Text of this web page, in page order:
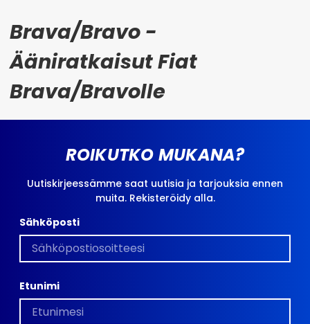
Brava/Bravo -
Ääniratkaisut Fiat
Brava/Bravolle
ROIKUTKO MUKANA?
Uutiskirjeessämme saat uutisia ja tarjouksia ennen
muita. Rekisteröidy alla.
Sähköposti
Etunimi